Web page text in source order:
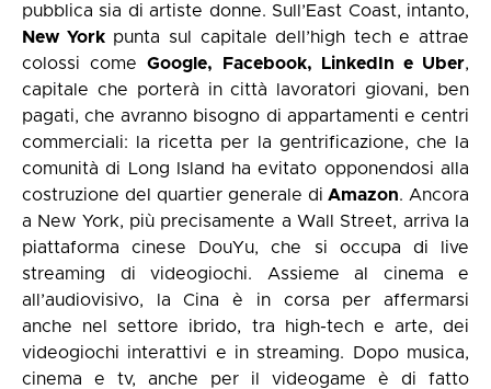
pubblica sia di artiste donne. Sull’East Coast, intanto,
New Yorkpunta sul capitale dell’high tech e attrae
colossi comeGoogle, Facebook, LinkedIn e Uber,
capitale che porterà in città lavoratori giovani, ben
pagati, che avranno bisogno di appartamenti e centri
commerciali: la ricetta per la gentrificazione, che la
comunità di Long Island ha evitato opponendosi alla
costruzione del quartier generale di Amazon. Ancora
a New York, più precisamente a Wall Street, arriva la
piattaforma cinese DouYu, che si occupa di live
streaming di videogiochi. Assieme al cinema e
all’audiovisivo, la Cina è in corsa per affermarsi
anche nel settore ibrido, tra high-tech e arte, dei
videogiochi interattivi e in streaming. Dopo musica,
cinema e tv, anche per il videogame è di fatto